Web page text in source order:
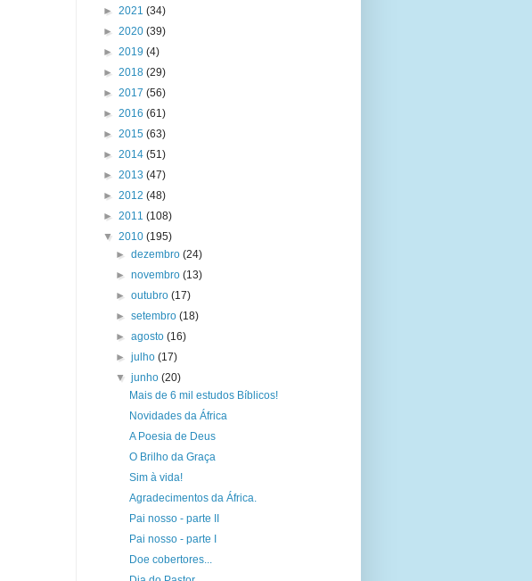
► 2021 (34)
► 2020 (39)
► 2019 (4)
► 2018 (29)
► 2017 (56)
► 2016 (61)
► 2015 (63)
► 2014 (51)
► 2013 (47)
► 2012 (48)
► 2011 (108)
▼ 2010 (195)
►dezembro(24)
►novembro(13)
►outubro(17)
►setembro(18)
►agosto(16)
►julho(17)
▼junho(20)
Mais de 6 mil estudos Bíblicos!
Novidades da África
A Poesia de Deus
O Brilho da Graça
Sim à vida!
Agradecimentos da África.
Pai nosso - parte II
Pai nosso - parte I
Doe cobertores...